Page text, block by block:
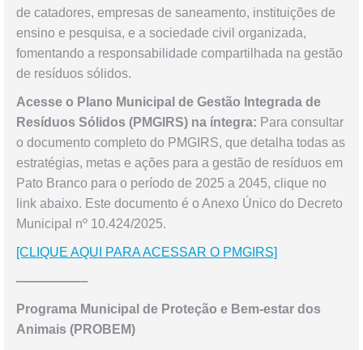
de catadores, empresas de saneamento, instituições de
ensino e pesquisa, e a sociedade civil organizada,
fomentando a responsabilidade compartilhada na gestão
de resíduos sólidos.
Acesse o Plano Municipal de Gestão Integrada de
Resíduos Sólidos (PMGIRS) na íntegra: Para consultar
o documento completo do PMGIRS, que detalha todas as
estratégias, metas e ações para a gestão de resíduos em
Pato Branco para o período de 2025 a 2045, clique no
link abaixo. Este documento é o Anexo Único do Decreto
Municipal nº 10.424/2025.
[CLIQUE AQUI PARA ACESSAR O PMGIRS]
—————–
Programa Municipal de Proteção e Bem-estar dos
Animais (PROBEM)